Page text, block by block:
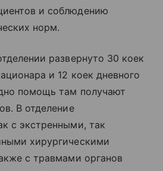
и соблюдению
норм.
развернуто 30 коек
и 12 коек дневного
помощь там получают
В отделение
с экстренными, так
хирургическими
с травмами органов